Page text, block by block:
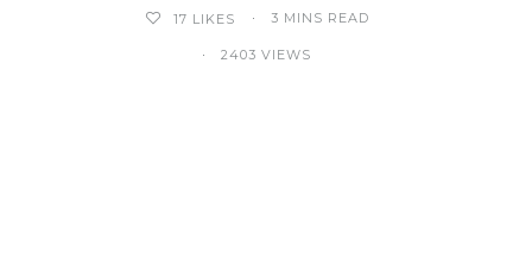
17 LIKES 3 MINS READ
2403 VIEWS